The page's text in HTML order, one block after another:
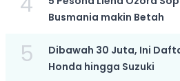
Busmania makin Betah
5
Dibawah 30 Juta, Ini
Honda hingga Suzuki